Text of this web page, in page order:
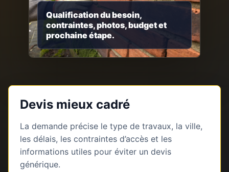
Qualification du besoin,
contraintes, photos, budget et
prochaine étape.
Devis mieux cadré
La demande précise le type de travaux, la ville,
les délais, les contraintes d’accès et les
informations utiles pour éviter un devis
générique.